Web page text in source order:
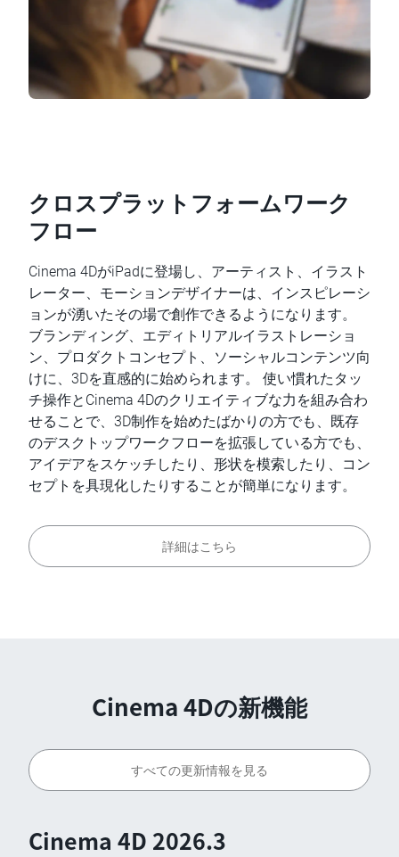
クロスプラットフォームワーク
フロー
Cinema 4DがiPadに登場し、アーティスト、イラスト
レーター、モーションデザイナーは、インスピレーシ
ョンが湧いたその場で創作できるようになります。
ブランディング、エディトリアルイラストレーショ
ン、プロダクトコンセプト、ソーシャルコンテンツ向
けに、3Dを直感的に始められます。 使い慣れたタッ
チ操作とCinema 4Dのクリエイティブな力を組み合わ
せることで、3D制作を始めたばかりの方でも、既存
のデスクトップワークフローを拡張している方でも、
アイデアをスケッチしたり、形状を模索したり、コン
セプトを具現化したりすることが簡単になります。
詳細はこちら
Cinema 4Dの新機能
すべての更新情報を見る
Cinema 4D 2026.3